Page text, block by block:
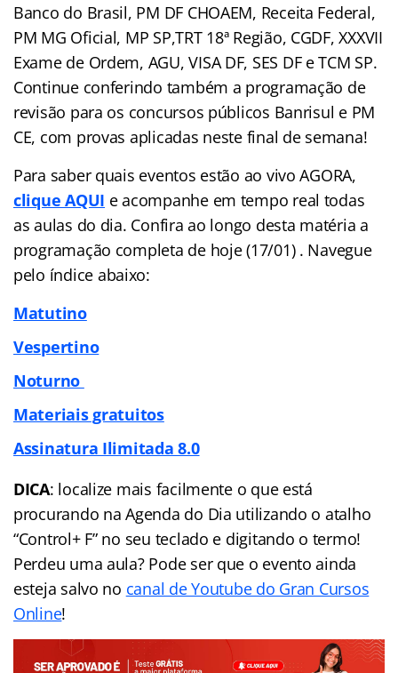
Banco do Brasil, PM DF CHOAEM, Receita Federal,
PM MG Oficial, MP SP,TRT 18ª Região, CGDF, XXXVII
Exame de Ordem, AGU, VISA DF, SES DF e TCM SP.
Continue conferindo também a programação de
revisão para os concursos públicos Banrisul e PM
CE, com provas aplicadas neste final de semana!
Para saber quais eventos estão ao vivo AGORA,
clique AQUI e acompanhe em tempo real todas
as aulas do dia. Confira ao longo desta matéria a
programação completa de hoje (17/01) . Navegue
pelo índice abaixo:
Matutino
Vespertino
Noturno
Materiais gratuitos
Assinatura Ilimitada 8.0
DICA: localize mais facilmente o que está
procurando na Agenda do Dia utilizando o atalho
“Control+ F” no seu teclado e digitando o termo!
Perdeu uma aula? Pode ser que o evento ainda
esteja salvo no canal de Youtube do Gran Cursos
Online!